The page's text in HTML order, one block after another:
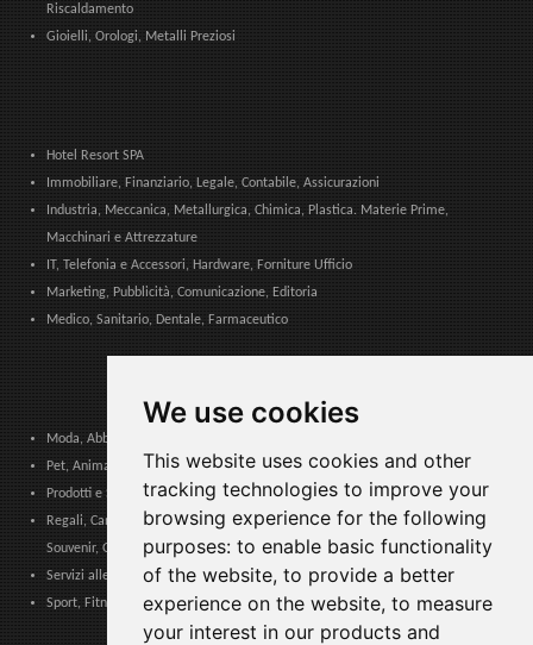
We use cookies
This website uses cookies and other
tracking technologies to improve your
browsing experience for the following
purposes: to enable basic functionality
of the website, to provide a better
experience on the website, to measure
your interest in our products and
Riscaldamento
Gioielli, Orologi, Metalli Preziosi
Hotel Resort SPA
Immobiliare, Finanziario, Legale, Contabile, Assicurazioni
Industria, Meccanica, Metallurgica, Chimica, Plastica. Materie Prime,
Macchinari e Attrezzature
IT, Telefonia e Accessori, Hardware, Forniture Ufficio
Marketing, Pubblicità, Comunicazione, Editoria
Medico, Sanitario, Dentale, Farmaceutico
Moda, Abbigliamento, Accessori Moda, Calzature e Pelletteria
Pet, Animali, Veterinario
Prodotti e Servizi per Comunità, Pubbliche Amministrazioni ed Enti Locali
Regali, Cancelleria, Cartoleria, Articoli Tabacco, Sigarette elettroniche,
Souvenir, Giocattoli
Servizi alle Imprese, Logistica, Sicurezza Lavoro, Certificazioni, Formazione
Sport, Fitness, Tempo Libero. Prodotti, Materiali e Attrezzature